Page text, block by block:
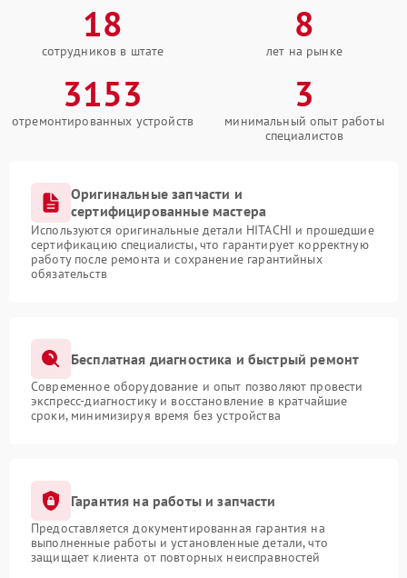
18
сотрудников в штате
8
лет на рынке
3153
отремонтированных устройств
3
минимальный опыт работы
специалистов
Оригинальные запчасти и
сертифицированные мастера
Используются оригинальные детали HITACHI и прошедшие
сертификацию специалисты, что гарантирует корректную
работу после ремонта и сохранение гарантийных
обязательств
Бесплатная диагностика и быстрый ремонт
Современное оборудование и опыт позволяют провести
экспресс-диагностику и восстановление в кратчайшие
сроки, минимизируя время без устройства
Гарантия на работы и запчасти
Предоставляется документированная гарантия на
выполненные работы и установленные детали, что
защищает клиента от повторных неисправностей